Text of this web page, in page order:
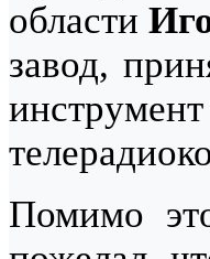
области
завод,
Помимо